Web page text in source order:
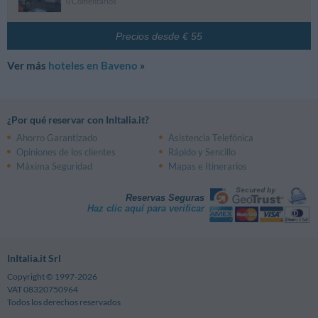
Precios desde € 55
Ver más hoteles en Baveno »
¿Por qué reservar con InItalia.it?
Ahorro Garantizado
Asistencia Telefónica
Opiniones de los clientes
Rápido y Sencillo
Máxima Seguridad
Mapas e Itinerarios
Reservas Seguras
Haz clic aquí para verificar
InItalia.it Srl
Copyright © 1997-2026
VAT 08320750964
Todos los derechos reservados